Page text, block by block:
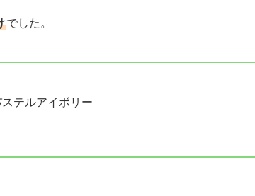
でした。
テルアイボリー